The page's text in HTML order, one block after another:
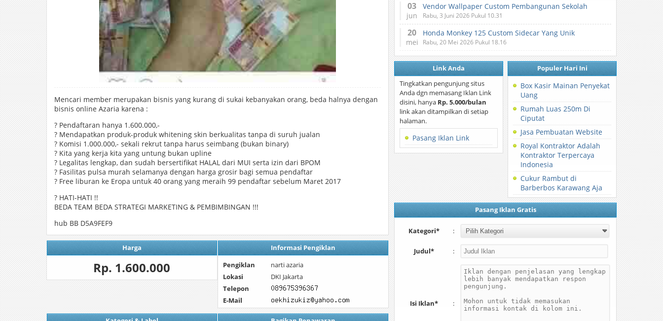
Mencari member merupakan bisnis yang kurang di sukai kebanyakan orang, beda halnya dengan
bisnis online Azaria karena :
? Pendaftaran hanya 1.600.000,-
? Mendapatkan produk-produk whitening skin berkualitas tanpa di suruh jualan
? Komisi 1.000.000,- sekali rekrut tanpa harus seimbang (bukan binary)
? Kita yang kerja kita yang untung bukan upline
? Legalitas lengkap, dan sudah bersertifikat HALAL dari MUI serta izin dari BPOM
? Fasilitas pulsa murah selamanya dengan harga grosir bagi semua pendaftar
? Free liburan ke Eropa untuk 40 orang yang meraih 99 pendaftar sebelum Maret 2017
? HATI-HATI !!
BEDA TEAM BEDA STRATEGI MARKETING & PEMBIMBINGAN !!!
hub BB D5A9FEF9
Harga
Rp. 1.600.000
Informasi Pengiklan
Pengiklan
narti azaria
Lokasi
DKI Jakarta
Telepon
E-Mail
03
jun
Vendor Wallpaper Custom Pembangunan Sekolah
Rabu, 3 Juni 2026 Pukul 10.31
20
mei
Honda Monkey 125 Custom Sidecar Yang Unik
Rabu, 20 Mei 2026 Pukul 18.16
Link Anda
Tingkatkan pengunjung situs
Anda dgn memasang Iklan Link
disini, hanya Rp. 5.000/bulan
link akan ditampilkan di setiap
halaman.
Pasang Iklan Link
Populer Hari Ini
Box Kasir Mainan Penyekat
Uang
Rumah Luas 250m Di
Ciputat
Jasa Pembuatan Website
Royal Kontraktor Adalah
Kontraktor Terpercaya
Indonesia
Cukur Rambut di
Barberbos Karawang Aja
Pasang Iklan Gratis
Kategori* :
Judul* :
Isi Iklan* :